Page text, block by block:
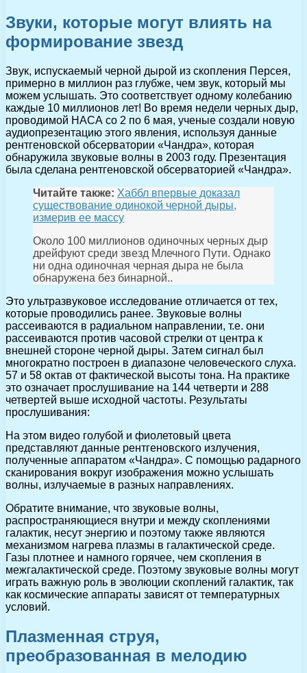
Звуки, которые могут влиять на
формирование звезд
Звук, испускаемый черной дырой из скопления Персея,
примерно в миллион раз глубже, чем звук, который мы
можем услышать. Это соответствует одному колебанию
каждые 10 миллионов лет! Во время недели черных дыр,
проводимой НАСА со 2 по 6 мая, ученые создали новую
аудиопрезентацию этого явления, используя данные
рентгеновской обсерватории «Чандра», которая
обнаружила звуковые волны в 2003 году. Презентация
была сделана рентгеновской обсерваторией «Чандра».
Читайте также: Хаббл впервые доказал
существование одинокой черной дыры,
измерив ее массу
Около 100 миллионов одиночных черных дыр
дрейфуют среди звезд Млечного Пути. Однако
ни одна одиночная черная дыра не была
обнаружена без бинарной..
Это ультразвуковое исследование отличается от тех,
которые проводились ранее. Звуковые волны
рассеиваются в радиальном направлении, т.е. они
рассеиваются против часовой стрелки от центра к
внешней стороне черной дыры. Затем сигнал был
многократно построен в диапазоне человеческого слуха.
57 и 58 октав от фактической высоты тона. На практике
это означает прослушивание на 144 четверти и 288
четвертей выше исходной частоты. Результаты
прослушивания:
На этом видео голубой и фиолетовый цвета
представляют данные рентгеновского излучения,
полученные аппаратом «Чандра». С помощью радарного
сканирования вокруг изображения можно услышать
волны, излучаемые в разных направлениях.
Обратите внимание, что звуковые волны,
распространяющиеся внутри и между скоплениями
галактик, несут энергию и поэтому также являются
механизмом нагрева плазмы в галактической среде.
Газы плотнее и намного горячее, чем скопления в
межгалактической среде. Поэтому звуковые волны могут
играть важную роль в эволюции скоплений галактик, так
как космические аппараты зависят от температурных
условий.
Плазменная струя,
преобразованная в мелодию